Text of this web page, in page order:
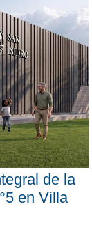
de la
en Villa